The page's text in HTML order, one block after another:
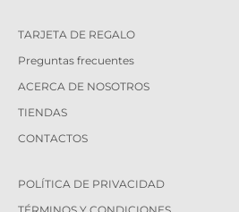
TARJETA DE REGALO
Preguntas frecuentes
ACERCA DE NOSOTROS
TIENDAS
CONTACTOS
POLÍTICA DE PRIVACIDAD